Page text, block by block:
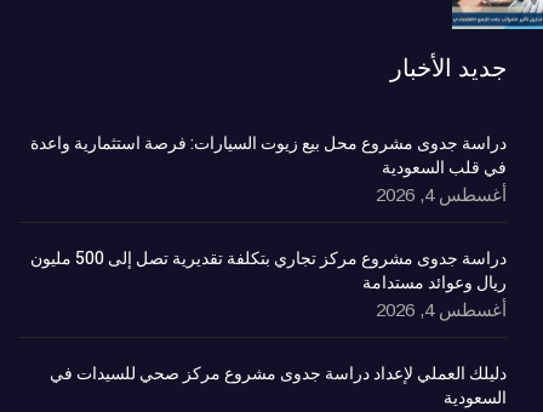
جديد الأخبار
دراسة جدوى مشروع محل بيع زيوت السيارات: فرصة استثمارية واعدة
في قلب السعودية
أغسطس 4, 2026
دراسة جدوى مشروع مركز تجاري بتكلفة تقديرية تصل إلى 500 مليون
ريال وعوائد مستدامة
أغسطس 4, 2026
دليلك العملي لإعداد دراسة جدوى مشروع مركز صحي للسيدات في
السعودية